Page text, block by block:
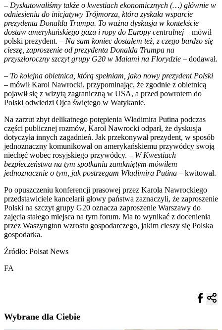
– Dyskutowaliśmy także o kwestiach ekonomicznych (…) głównie w
odniesieniu do inicjatywy Trójmorza, która zyskała wsparcie
prezydenta Donalda Trumpa. To ważna dyskusja w kontekście
dostaw amerykańskiego gazu i ropy do Europy centralnej – mówił
polski prezydent. – Na sam koniec dostałem też, z czego bardzo się
cieszę, zaproszenie od prezydenta Donalda Trumpa na
przyszłoroczny szczyt grupy G20 w Maiami na Florydzie – dodawał.
– To kolejna obietnica, którą spełniam, jako nowy prezydent Polski
– mówił Karol Nawrocki, przypominając, że zgodnie z obietnicą
pojawił się z wizytą zagraniczną w USA, a przed powrotem do
Polski odwiedzi Ojca świętego w Watykanie.
Na zarzut zbyt delikatnego potępienia Władimira Putina podczas
części publicznej rozmów, Karol Nawrocki odparł, że dyskusja
dotyczyła innych zagadnień. Jak przekonywał prezydent, w sposób
jednoznaczny komunikował on amerykańskiemu przywódcy swoją
niechęć wobec rosyjskiego przywódcy. – W Kwestiach
bezpieczeństwa na tym spotkaniu zamkniętym mówiłem
jednoznacznie o tym, jak postrzegam Władimira Putina – kwitował.
Po opuszczeniu konferencji prasowej przez Karola Nawrockiego
przedstawiciele kancelarii głowy państwa zaznaczyli, że zaproszenie
Polski na szczyt grupy G20 oznacza zaproszenie Warszawy do
zajęcia stałego miejsca na tym forum. Ma to wynikać z docenienia
przez Waszyngton wzrostu gospodarczego, jakim cieszy się Polska
gospodarka.
Źródło: Polsat News
FA
Wybrane dla Ciebie